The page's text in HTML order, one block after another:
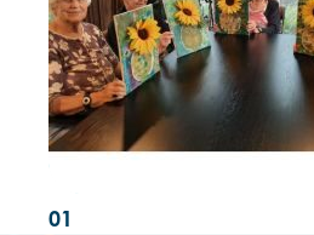
Open
01